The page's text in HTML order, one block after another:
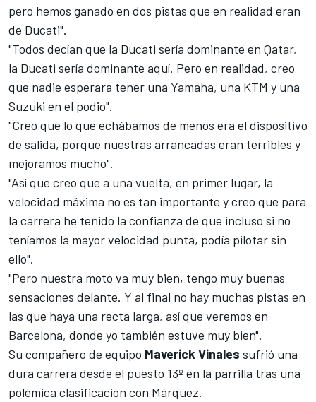
pero hemos ganado en dos pistas que en realidad eran
de Ducati".
"Todos decían que la Ducati sería dominante en Qatar,
la Ducati sería dominante aquí. Pero en realidad, creo
que nadie esperara tener una Yamaha, una KTM y una
Suzuki en el podio".
"Creo que lo que echábamos de menos era el dispositivo
de salida, porque nuestras arrancadas eran terribles y
mejoramos mucho".
"Así que creo que a una vuelta, en primer lugar, la
velocidad máxima no es tan importante y creo que para
la carrera he tenido la confianza de que incluso si no
teníamos la mayor velocidad punta, podía pilotar sin
ello".
"Pero nuestra moto va muy bien, tengo muy buenas
sensaciones delante. Y al final no hay muchas pistas en
las que haya una recta larga, así que veremos en
Barcelona, donde yo también estuve muy bien".
Su compañero de equipo Maverick Vinales sufrió una
dura carrera desde el puesto 13º en la parrilla tras una
polémica clasificación con Márquez.